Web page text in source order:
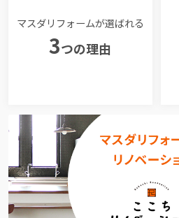
マスダリフォームが選ばれる
3つの理由